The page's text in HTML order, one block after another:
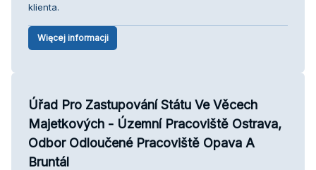
klienta.
Więcej informacji
Úřad Pro Zastupování Státu Ve Věcech
Majetkových - Územní Pracoviště Ostrava,
Odbor Odloučené Pracoviště Opava A
Bruntál